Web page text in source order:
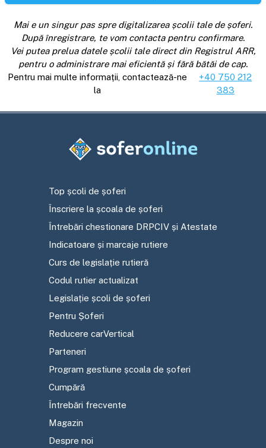
Mai e un singur pas spre digitalizarea școlii tale de șoferi.
După înregistrare, te vom contacta pentru confirmare.
Vei putea prelua datele școlii tale direct din Registrul ARR,
pentru o administrare mai eficientă și fără bătăi de cap.
Pentru mai multe informații, contactează-ne
la
+40 750 212
383
Top școli de șoferi
Înscriere la școala de șoferi
Întrebări chestionare DRPCIV și Atestate
Indicatoare și marcaje rutiere
Curs de legislație rutieră
Codul rutier actualizat
Legislație școli de șoferi
Pentru Șoferi
Reducere carVertical
Parteneri
Program gestiune școala de șoferi
Cumpără
Întrebări frecvente
Magazin
Despre noi